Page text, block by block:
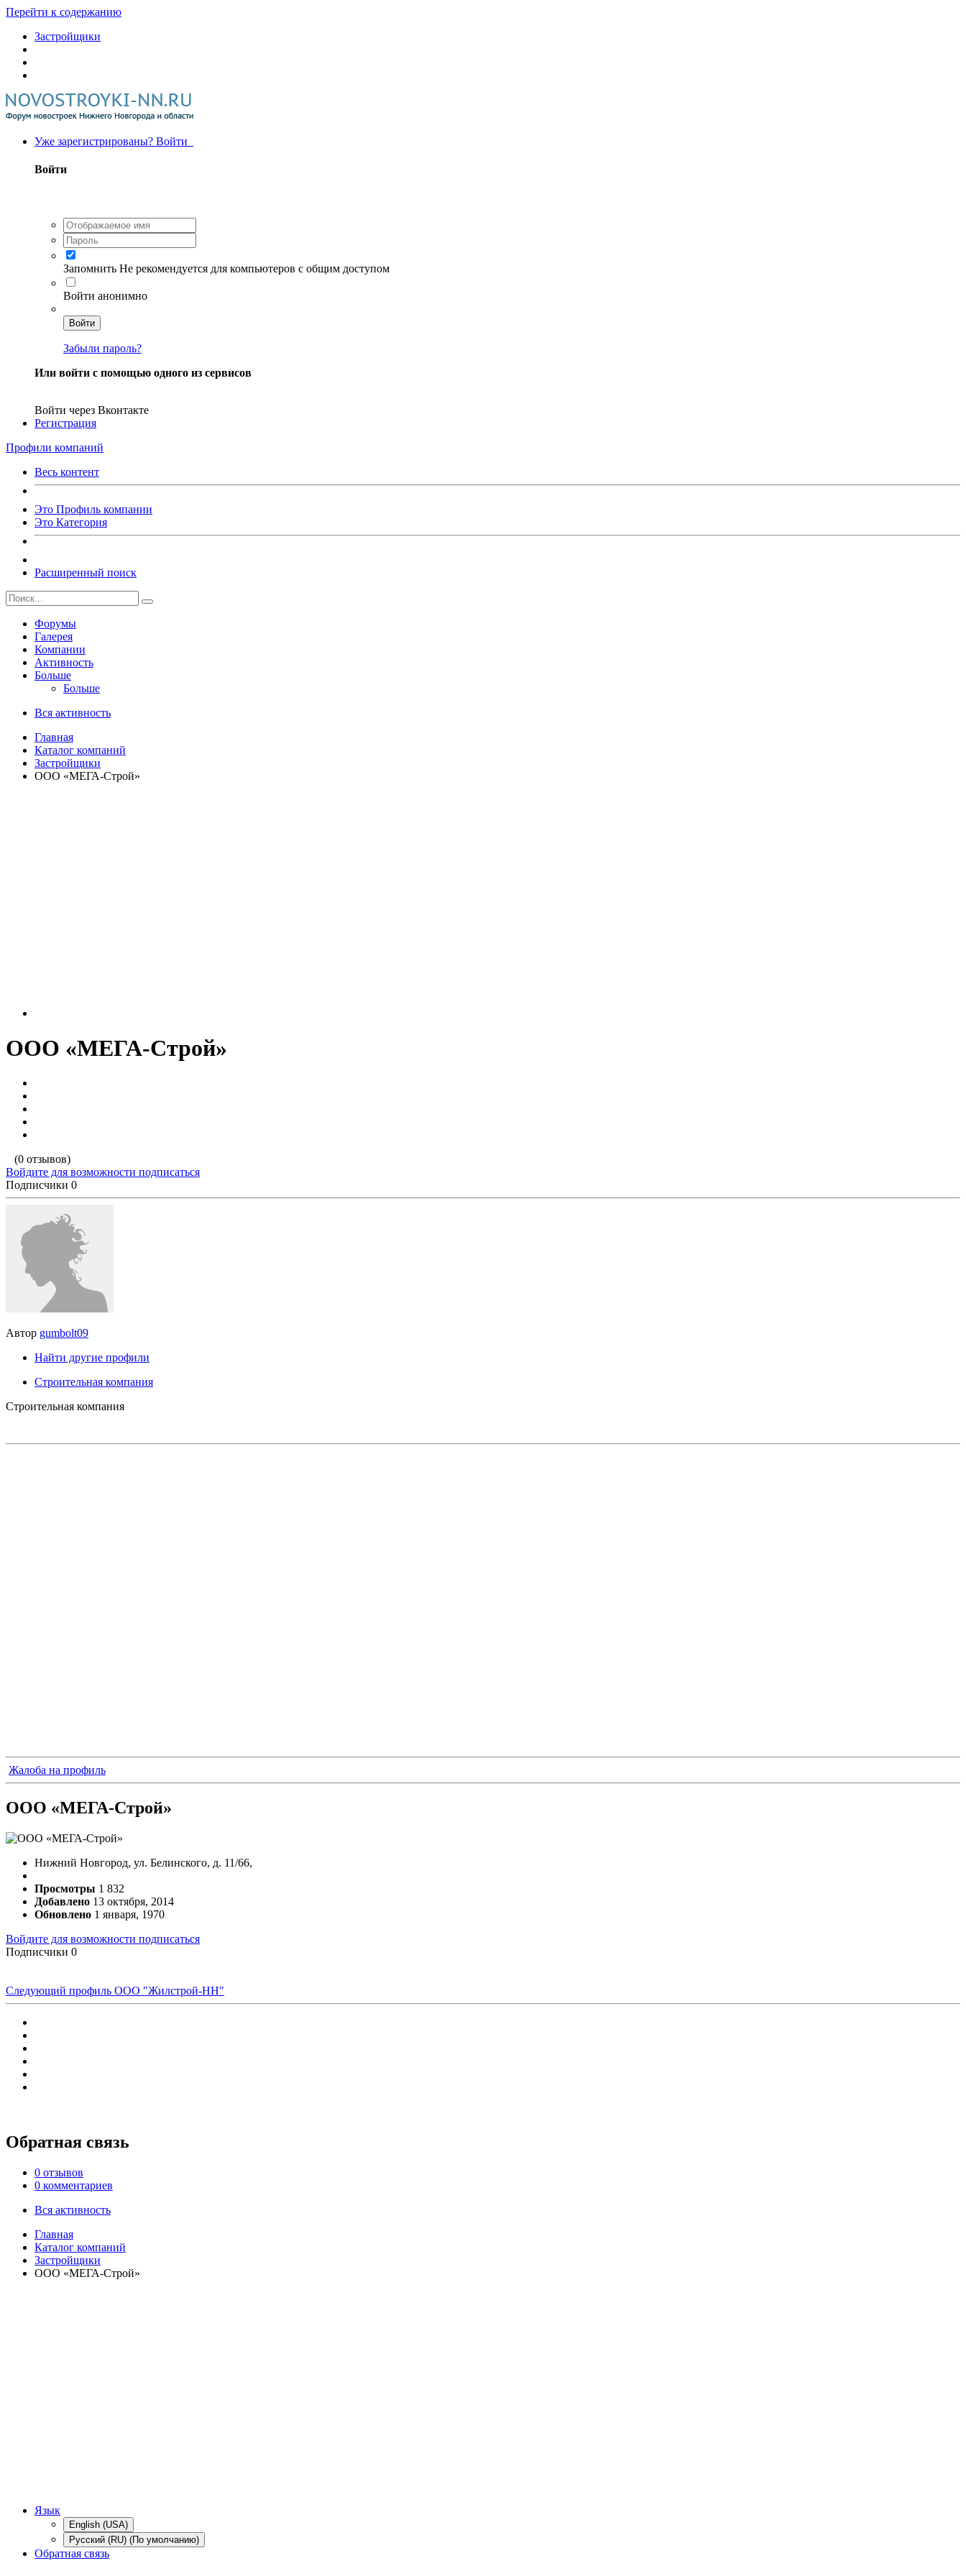
Перейти к содержанию
Застройщики
Уже зарегистрированы? Войти
Войти
Запомнить Не рекомендуется для компьютеров с общим доступом
Войти анонимно
Войти
Забыли пароль?
Или войти с помощью одного из сервисов
Войти через Вконтакте
Регистрация
Профили компаний
Весь контент
Это Профиль компании
Это Категория
Расширенный поиск
Форумы
Галерея
Компании
Активность
Больше
Больше
Вся активность
Главная
Каталог компаний
Застройщики
ООО «МЕГА-Строй»
ООО «МЕГА-Строй»
(0 отзывов)
Войдите для возможности подписаться
Подписчики 0
Автор gumbolt09
Найти другие профили
Строительная компания
Строительная компания
Жалоба на профиль
ООО «МЕГА-Строй»
Нижний Новгород, ул. Белинского, д. 11/66,
Просмотры 1 832
Добавлено 13 октября, 2014
Обновлено 1 января, 1970
Войдите для возможности подписаться
Подписчики 0
Следующий профиль ООО "Жилстрой-НН"
Обратная связь
0 отзывов
0 комментариев
Вся активность
Главная
Каталог компаний
Застройщики
ООО «МЕГА-Строй»
Язык
English (USA)
Русский (RU) (По умолчанию)
Обратная связь